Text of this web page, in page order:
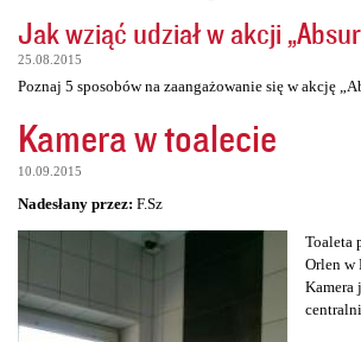
Jak wziąć udział w akcji
25.08.2015
Poznaj 5 sposobów na zaangażowanie się w akcję
Kamera w toalecie
10.09.2015
Nadesłany przez: F.Sz
Toaleta
Orlen w
Kamera